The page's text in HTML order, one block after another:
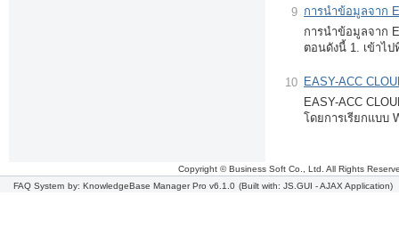
9 การนำข้อมูลจาก
การนำข้อมูลจาก
ตอนดังนี้ 1. เข้าไ
10 EASY-ACC
EASY-ACC
โดยการเรียกแบบ
Copyright © Business Soft Co., Ltd. All Rights
FAQ System by: KnowledgeBase Manager Pro v6.1.0 (Built with: JS.GUI -AJAX Application)